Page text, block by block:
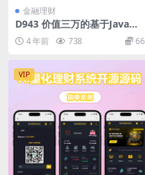
金融理财
D943 价值三万的基于Java开
发的开源比特币合约交易所
4 年前 738 66
VIP